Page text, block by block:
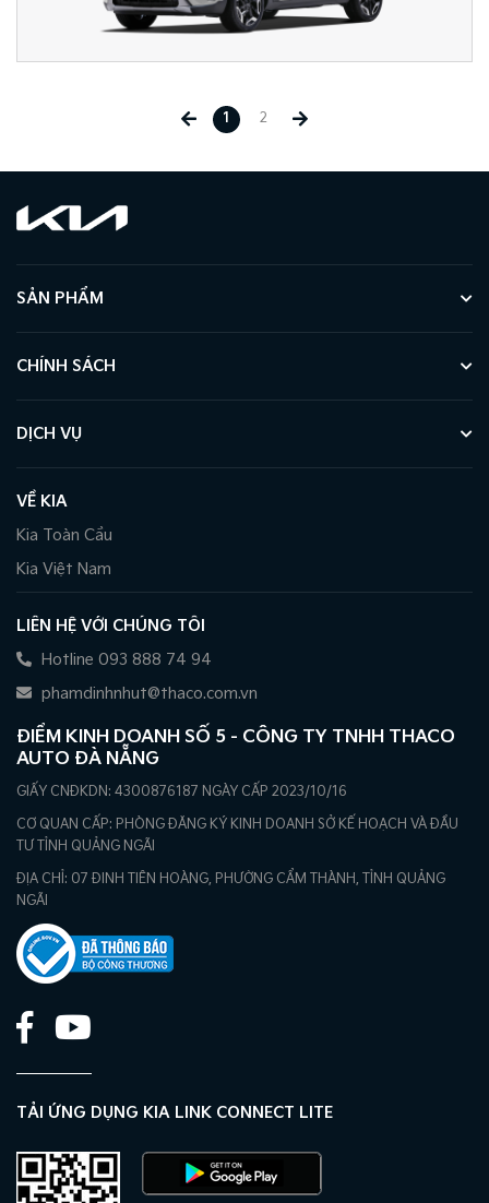
1 2
SẢN PHẨM
CHÍNH SÁCH
DỊCH VỤ
VỀ KIA
Kia Toàn Cầu
Kia Việt Nam
LIÊN HỆ VỚI CHÚNG TÔI
Hotline 093 888 74 94
phamdinhnhut@thaco.com.vn
ĐIỂM KINH DOANH SỐ 5 - CÔNG TY TNHH THACO
AUTO ĐÀ NẴNG
GIẤY CNĐKDN: 4300876187 NGÀY CẤP 2023/10/16
CƠ QUAN CẤP: PHÒNG ĐĂNG KÝ KINH DOANH SỞ KẾ HOẠCH VÀ ĐẦU
TƯ TỈNH QUẢNG NGÃI
ĐỊA CHỈ: 07 ĐINH TIÊN HOÀNG, PHƯỜNG CẨM THÀNH, TỈNH QUẢNG
NGÃI
TẢI ỨNG DỤNG KIA LINK CONNECT LITE